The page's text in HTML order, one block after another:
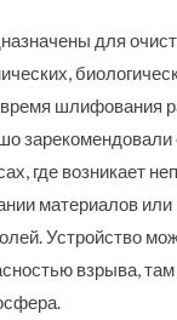
для
шлифования
зарекомендовали
где возникает
материалов или
Устройство
взрыва, там